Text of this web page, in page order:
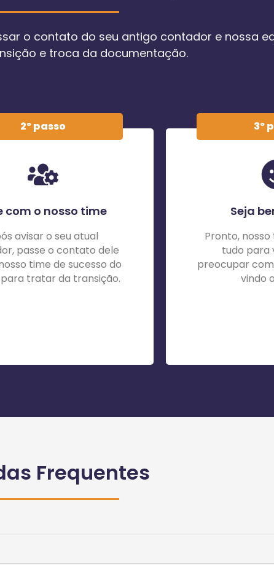
o contato do seu antigo contador e nossa
e troca da documentação.
2º passo
com o nosso time
avisar o seu atual
passe o contato dele
time de sucesso do
tratar da transição.
3º
Seja
Pronto,
tudo para
preocupar
vindo
Frequentes